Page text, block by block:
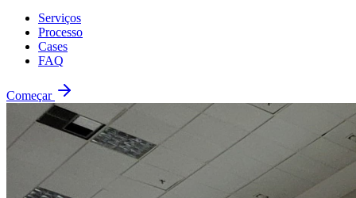
Serviços
Processo
Cases
FAQ
Começar